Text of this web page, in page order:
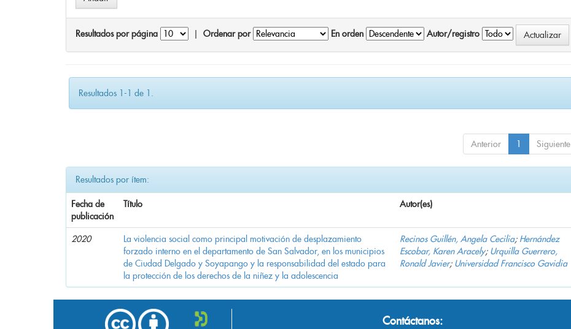
Resultados por página Ordenar por En orden Autor/registro
Resultados 1-1 de 1.
Anterior 1 Siguiente
Resultados por ítem:
Fecha de
publicación
Título Autor(es)
2020
La violencia social como principal motivación de desplazamiento
forzado interno en el departamento de San Salvador, en los municipios
de Ciudad Delgado y Soyapango y la responsabilidad del estado para
la protección de los derechos de la niñez y la adolescencia
Recinos Guillén, Angela Cecilia; Hernández
Escobar, Karen Aracely; Urquilla Guerrero,
Ronald Javier; Universidad Francisco Gavidia
Contáctanos: